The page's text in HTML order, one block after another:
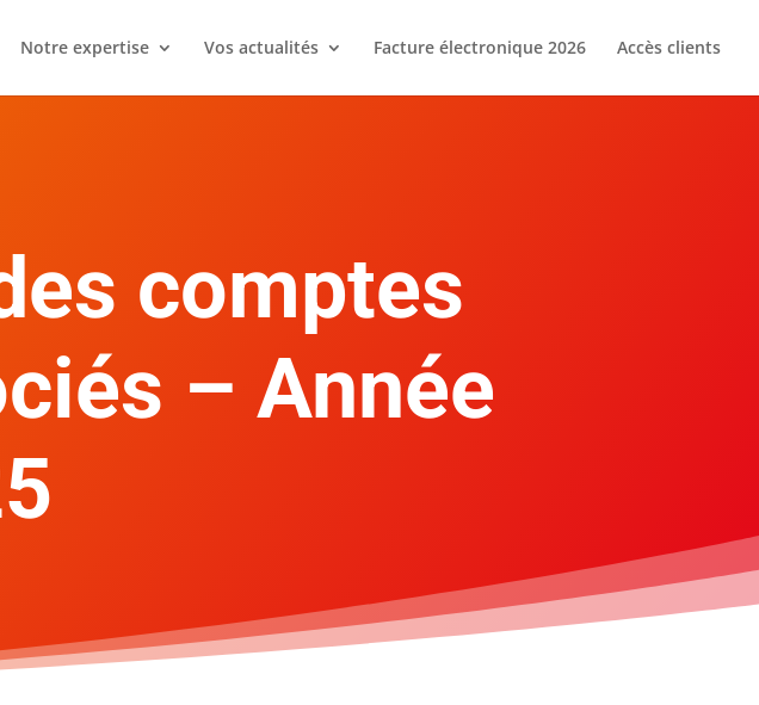
Notre expertise Vos actualités Facture électronique 2026 Accès clients
comptes
– Année